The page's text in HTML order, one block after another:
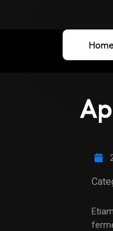
Etiam erat quam, ultrices id quam ut, consequat rhoncus velit. Curabitur eget lorem facilisis sem